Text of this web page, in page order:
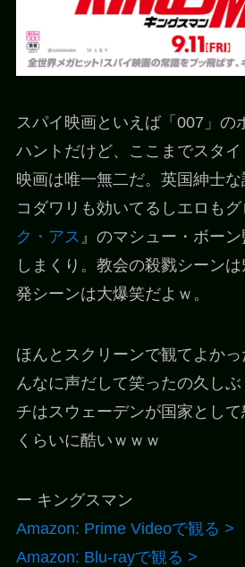
スパイ映画といえば「007」の
ハントだけど、ここまでスタ
映画は唯一無二だ。英国紳士
コダワリも効いてるしエロも
ク・アス 』のマシュー・ボー
しまくり。教会の殺戮シーン
発シーンは大爆笑だよｗ。
ほんとスクリーンで観てよか
んなに声だして笑ったの久し
チはスウェーデンが国家とし
くらいに酷いｗｗｗ
ー キングスマン
Amazon: Prime Videoで観る >
Amazon: Blu-rayで観る >